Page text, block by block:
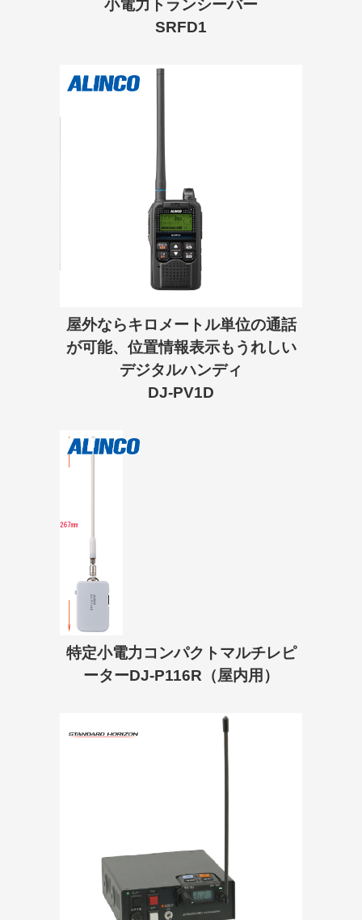
小電力トランシーバー
SRFD1
屋外ならキロメートル単位の通話
が可能、位置情報表示もうれしい
デジタルハンディ
DJ-PV1D
特定小電力コンパクトマルチレピ
ーターDJ-P116R（屋内用）